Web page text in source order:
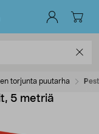
torjunta puutarha
5 metriä